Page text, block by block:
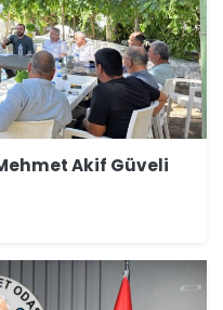
Akif Güveli